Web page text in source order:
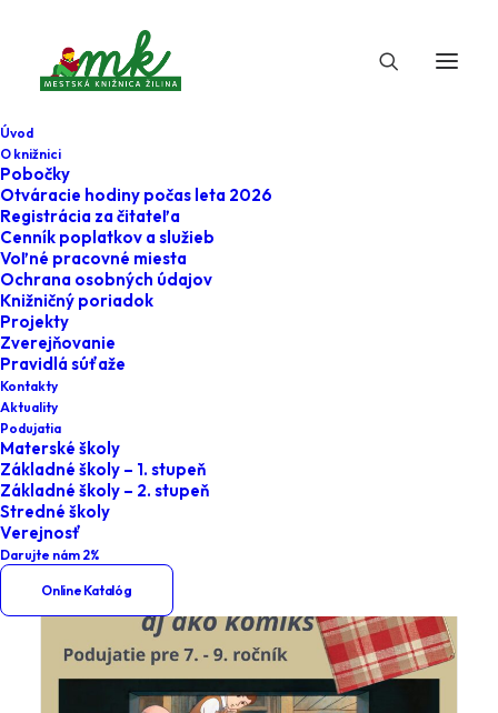
Úvod
O knižnici
Pobočky
Otváracie hodiny počas leta 2026
Registrácia za čitateľa
Cenník poplatkov a služieb
Voľné pracovné miesta
Ochrana osobných údajov
Knižničný poriadok
Projekty
Zverejňovanie
Pravidlá súťaže
Kontakty
Aktuality
Podujatia
Materské školy
Základné školy – 1. stupeň
Základné školy – 2. stupeň
Stredné školy
Verejnosť
Darujte nám 2%
Online Katalóg
#ucenie_bez_pouciek
Aktuálne